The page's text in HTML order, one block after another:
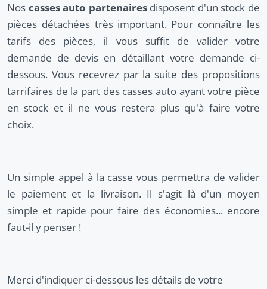
Nos casses auto partenairesdisposent d'un stock de
pièces détachées très important. Pour connaître les
tarifs des pièces, il vous suffit de valider votre
demande de devis en détaillant votre demande ci-
dessous. Vous recevrez par la suite des propositions
tarrifaires de la part des casses auto ayant votre pièce
en stock et il ne vous restera plus qu'à faire votre
choix.
Un simple appel à la casse vous permettra de valider
le paiement et la livraison. Il s'agit là d'un moyen
simple et rapide pour faire des économies... encore
faut-il y penser !
Merci d'indiquer ci-dessous les détails de votre